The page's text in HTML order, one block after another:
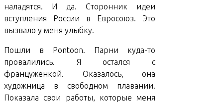
наладятся. И да. Сторонник идеи
вступления России в Евросоюз. Это
вызвало у меня улыбку.
Пошли в Pontoon. Парни куда-то
провалились. Я остался с
француженкой. Оказалось, она
художница в свободном плавании.
Показала свои работы, которые меня